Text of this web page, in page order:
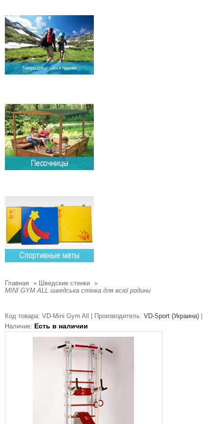
Главная » Шведские стенки »
MINI GYM ALL шведська стінка для всієї родини
Код товара: VD-Mini Gym All | Производитель: VD-Sport (Украина)
Наличие: Есть в наличии